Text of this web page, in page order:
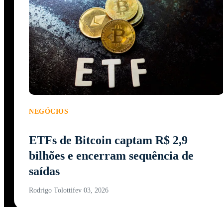
NEGÓCIOS
ETFs de Bitcoin captam R$ 2,9
bilhões e encerram sequência de
saídas
Rodrigo Tolottifev 03, 2026